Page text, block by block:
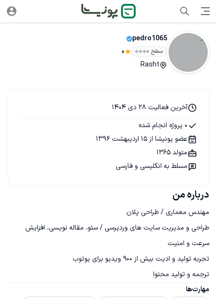
pedro1065
سطح ۰ 0
Rasht
درباره من
طراحی و مدیریت سایت های وردپرسی / سئو، مقاله نویسی، افزایش
ترجمه و تولید محتوا
مهارت‌ها
آخرین فعالیت 28 دی 1404
0 پروژه انجام شده
عضو پونیشا از 15 اردیبهشت 1396
متولد 1365
مسلط به انگلیسی و فارسی